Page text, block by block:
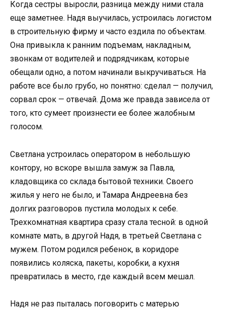
Когда сестры выросли, разница между ними стала
еще заметнее. Надя выучилась, устроилась логистом
в строительную фирму и часто ездила по объектам.
Она привыкла к ранним подъемам, накладным,
звонкам от водителей и подрядчикам, которые
обещали одно, а потом начинали выкручиваться. На
работе все было грубо, но понятно: сделал — получил,
сорвал срок — отвечай. Дома же правда зависела от
того, кто сумеет произнести ее более жалобным
голосом.
Светлана устроилась оператором в небольшую
контору, но вскоре вышла замуж за Павла,
кладовщика со склада бытовой техники. Своего
жилья у него не было, и Тамара Андреевна без
долгих разговоров пустила молодых к себе.
Трехкомнатная квартира сразу стала тесной: в одной
комнате мать, в другой Надя, в третьей Светлана с
мужем. Потом родился ребенок, в коридоре
появились коляска, пакеты, коробки, а кухня
превратилась в место, где каждый всем мешал.
Надя не раз пыталась поговорить с матерью